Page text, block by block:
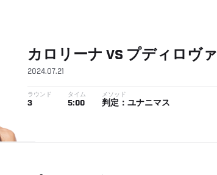
カロリーナ VS プディロヴァ
2024.07.21
ラウンド
3
タイム
5:00
メソッド
判定：ユナニマス